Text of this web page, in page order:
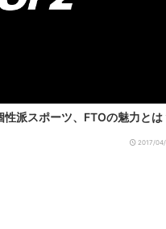
派スポーツ、FTOの魅力とは
2017/